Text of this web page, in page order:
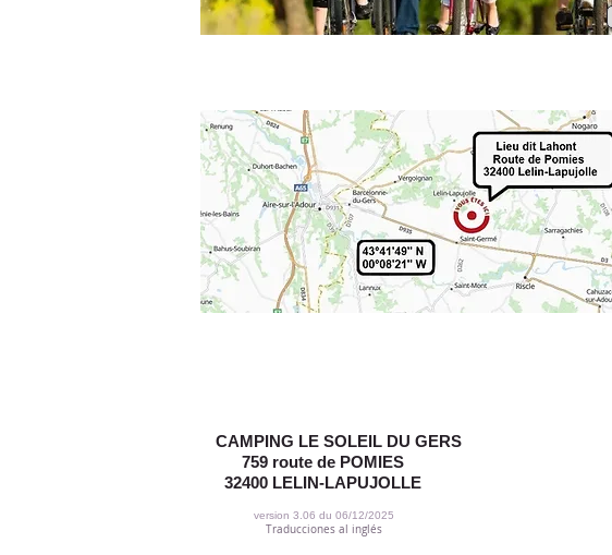
CAMPING LE SOLEIL DU GERS
759 route de POMIES
32400 LELIN-LAPUJOLLE
version 3.06 du 06/12/2025
Traducciones al inglés